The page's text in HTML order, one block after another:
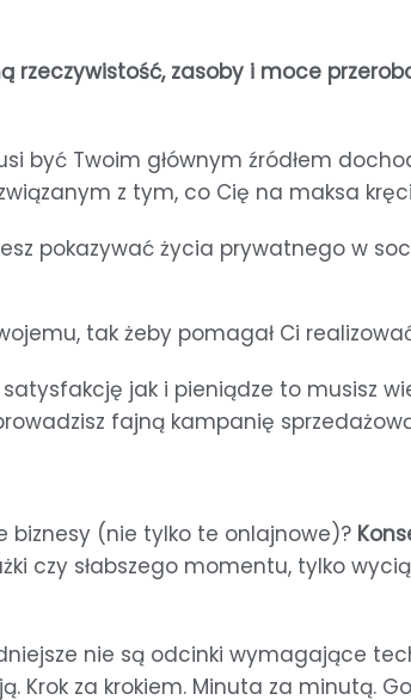
rzeczywistość, zasoby i moce
być Twoim głównym źródłem
z tym, co Cię na maksa
pokazywać życia prywatnego w
tak żeby pomagał Ci
jak i pieniądze to musisz
fajną kampanię
biznesy (nie tylko te onlajnowe)?
czy słabszego momentu, tylko
nie są odcinki wymagające
Krok za krokiem. Minuta za minutą.